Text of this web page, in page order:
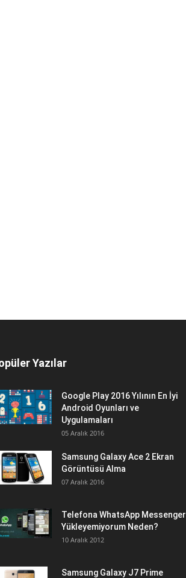
Yazılar
Google Play 2016 Yılının En İyi
Android Oyunları ve
Uygulamaları
05 Aralık 2016
Samsung Galaxy Ace 2 Ekran
Görüntüsü Alma
07 Aralık 2016
Telefona WhatsApp Messenger
Yükleyemiyorum Neden?
10 Aralık 2012
Samsung Galaxy J7 Prime